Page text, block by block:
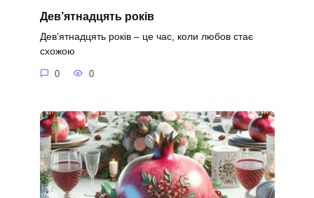
Дев’ятнадцять років
Дев’ятнадцять років – це час, коли любов стає
схожою
0 0